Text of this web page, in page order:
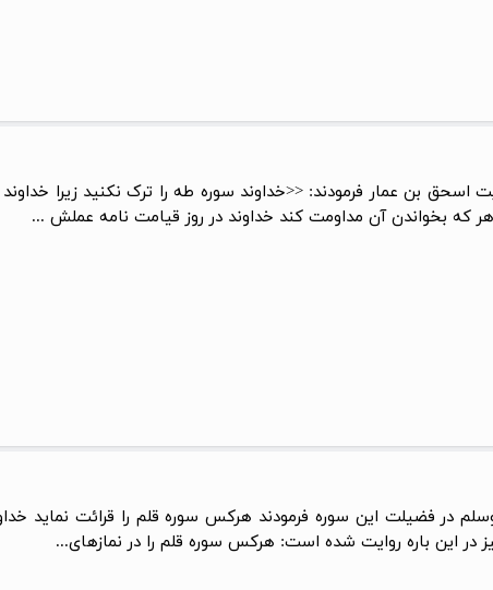
اسحق بن عمار فرمودند: <<خداوند سوره طه را ترک نکنید زیرا
که بخواندن آن مداومت کند خداوند در روز قیامت نامه عملش ...
در فضیلت این سوره فرمودند هرکس سوره قلم را قرائت نماید
در این باره روایت شده است: هرکس سوره قلم را در نمازهای...